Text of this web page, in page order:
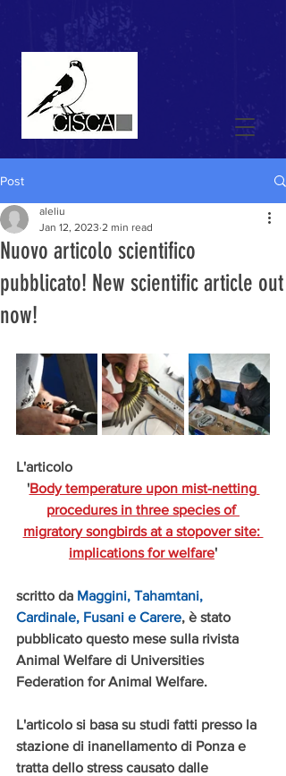
Post
Nuovo articolo scientifico
pubblicato! New scientific article out
now!
aleliu
Jan 12, 2023 2 min read
L'articolo
'Body temperature upon mist-netting
procedures in three species of
migratory songbirds at a stopover site:
implications for welfare'
scritto da Maggini, Tahamtani,
Cardinale, Fusani e Carere, è stato
pubblicato questo mese sulla rivista
Animal Welfare di Universities
Federation for Animal Welfare.
L'articolo si basa su studi fatti presso la
stazione di inanellamento di Ponza e
tratta dello stress causato dalle